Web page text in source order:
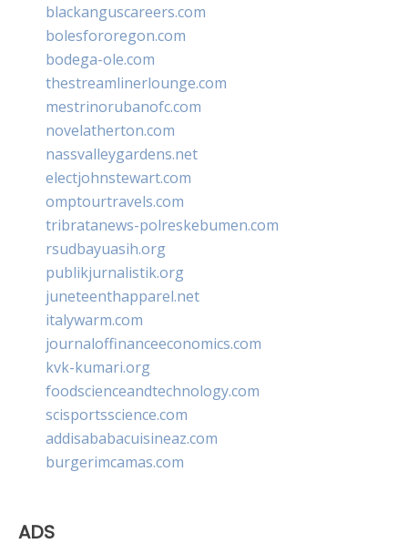
blackanguscareers.com
bolesfororegon.com
bodega-ole.com
thestreamlinerlounge.com
mestrinorubanofc.com
novelatherton.com
nassvalleygardens.net
electjohnstewart.com
omptourtravels.com
tribratanews-polreskebumen.com
rsudbayuasih.org
publikjurnalistik.org
juneteenthapparel.net
italywarm.com
journaloffinanceeconomics.com
kvk-kumari.org
foodscienceandtechnology.com
scisportsscience.com
addisababacuisineaz.com
burgerimcamas.com
ADS